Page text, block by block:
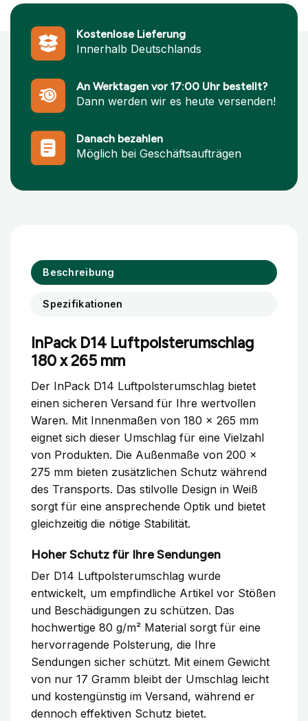
Kostenlose Lieferung
Innerhalb Deutschlands
An Werktagen vor 17:00 Uhr bestellt?
Dann werden wir es heute versenden!
Danach bezahlen
Möglich bei Geschäftsaufträgen
Beschreibung
Spezifikationen
InPack D14 Luftpolsterumschlag
180 x 265 mm
Der InPack D14 Luftpolsterumschlag bietet
einen sicheren Versand für Ihre wertvollen
Waren. Mit Innenmaßen von 180 x 265 mm
eignet sich dieser Umschlag für eine Vielzahl
von Produkten. Die Außenmaße von 200 x
275 mm bieten zusätzlichen Schutz während
des Transports. Das stilvolle Design in Weiß
sorgt für eine ansprechende Optik und bietet
gleichzeitig die nötige Stabilität.
Hoher Schutz für Ihre Sendungen
Der D14 Luftpolsterumschlag wurde
entwickelt, um empfindliche Artikel vor Stößen
und Beschädigungen zu schützen. Das
hochwertige 80 g/m² Material sorgt für eine
hervorragende Polsterung, die Ihre
Sendungen sicher schützt. Mit einem Gewicht
von nur 17 Gramm bleibt der Umschlag leicht
und kostengünstig im Versand, während er
dennoch effektiven Schutz bietet.